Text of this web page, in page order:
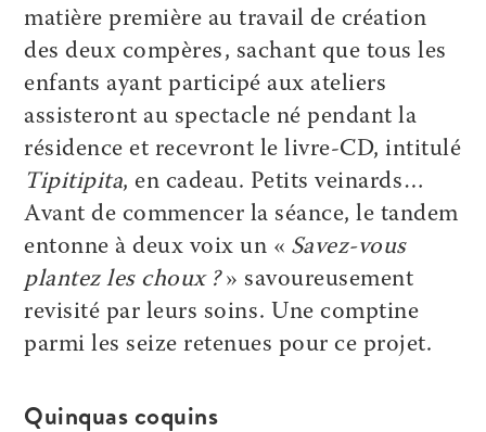
matière première au travail de création
des deux compères, sachant que tous les
enfants ayant participé aux ateliers
assisteront au spectacle né pendant la
résidence et recevront le livre-CD, intitulé
Tipitipita, en cadeau. Petits veinards…
Avant de commencer la séance, le tandem
entonne à deux voix un « Savez-vous
plantez les choux ?» savoureusement
revisité par leurs soins. Une comptine
parmi les seize retenues pour ce projet.
Quinquas coquins